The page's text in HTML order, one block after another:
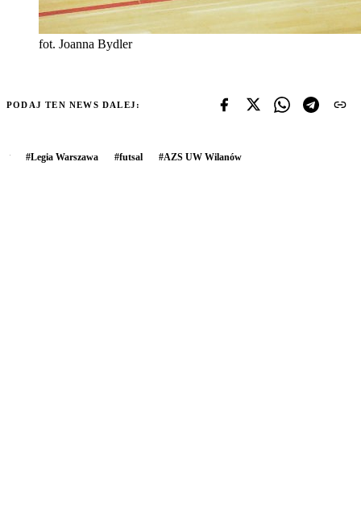
fot. Joanna Bydler
PODAJ TEN NEWS DALEJ:
#Legia Warszawa #futsal #AZS UW Wilanów